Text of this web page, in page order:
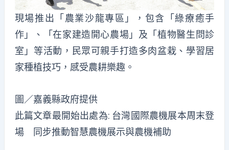
現場推出「農業沙龍專區」，包含「綠療癒手
作」、「在家建造開心農場」及「植物醫生問診
室」等活動，民眾可親手打造多肉盆栽、學習居
家種植技巧，感受農耕樂趣。
圖／嘉義縣政府提供
此篇文章最開始出處為: 台灣國際農機展本周末登
場 同步推動智慧農機展示與農機補助